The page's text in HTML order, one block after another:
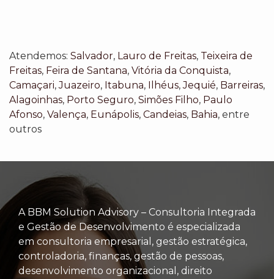
Atendemos: Salvador, Lauro de Freitas, Teixeira de
Freitas, Feira de Santana, Vitória da Conquista,
Camaçari,Juazeiro, Itabuna, Ilhéus,Jequié, Barreiras,
Alagoinhas, Porto Seguro, Simões Filho, Paulo
Afonso, Valença, Eunápolis, Candeias, Bahia, entre
outros
A BBM Solution Advisory – Consultoria Integrada
e Gestão de Desenvolvimento é especializada
em consultoria empresarial, gestão estratégica,
controladoria, finanças, gestão de pessoas,
desenvolvimento organizacional, direito